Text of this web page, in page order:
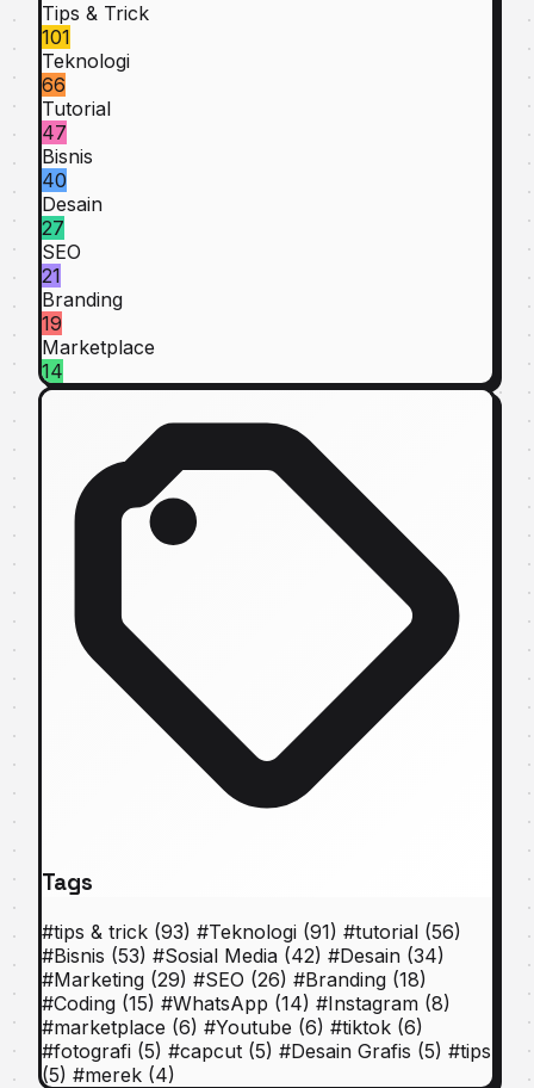
Tips & Trick
101
Teknologi
66
Tutorial
47
Bisnis
40
Desain
27
SEO
21
Branding
19
Marketplace
14
Tags
#tips & trick (93) #Teknologi (91) #tutorial (56)
#Bisnis (53) #Sosial Media (42) #Desain (34)
#Marketing (29) #SEO (26) #Branding (18)
#Coding (15) #WhatsApp (14) #Instagram (8)
#marketplace (6) #Youtube (6) #tiktok (6)
#fotografi (5) #capcut (5) #Desain Grafis (5) #tips
(5) #merek (4)